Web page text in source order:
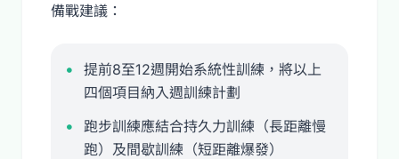
備戰建議：
提前8至12週開始系統性訓練，將以上
四個項目納入週訓練計劃
跑步訓練應結合持久力訓練（長距離慢
跑）及間歇訓練（短距離爆發）